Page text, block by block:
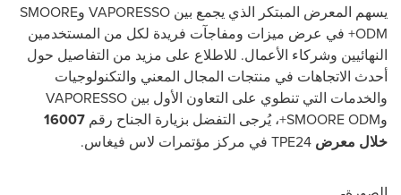
يسهم المعرض المبتكر الذي يجمع بين VAPORESSO وSMOORE
ODM+ في عرض ميزات ومفاجآت فريدة لكل من المستخدمين
النهائيين وشركاء الأعمال. للاطلاع على مزيد من التفاصيل حول
أحدث الاتجاهات في منتجات المجال المعني والتكنولوجيات
والخدمات التي تنطوي على التعاون الأول بين VAPORESSO
وSMOORE ODM+، يُرجى التفضل بزيارة الجناح رقم
16007
خلال معرض